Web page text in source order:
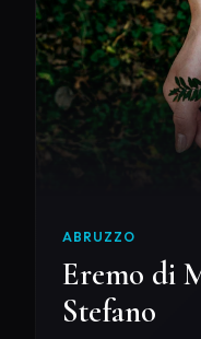
ABRUZZO
Eremo di
Stefano